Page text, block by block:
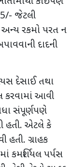
જેટલી
અન્ય રકમો પરત ન
દાદની
દેસાઈ તથા
કરવામાં આવી
સંપૂર્ણપણે
હતી. એટલે કે
હતી. ગ્રાહક
કમર્શિયલ પર્પસ